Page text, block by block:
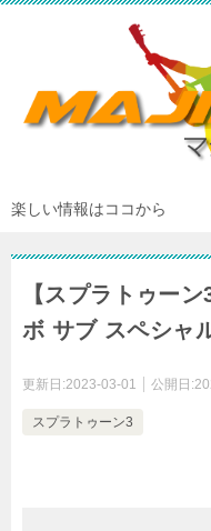
楽しい情報はココから
【スプラトゥー
ボ サブ スペシャ
更新日:2023-03-01 公開日:
スプラトゥーン3